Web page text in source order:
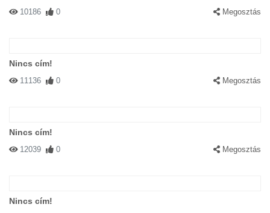
10186 0 Megosztás
Nincs cím!
11136 0 Megosztás
Nincs cím!
12039 0 Megosztás
Nincs cím!